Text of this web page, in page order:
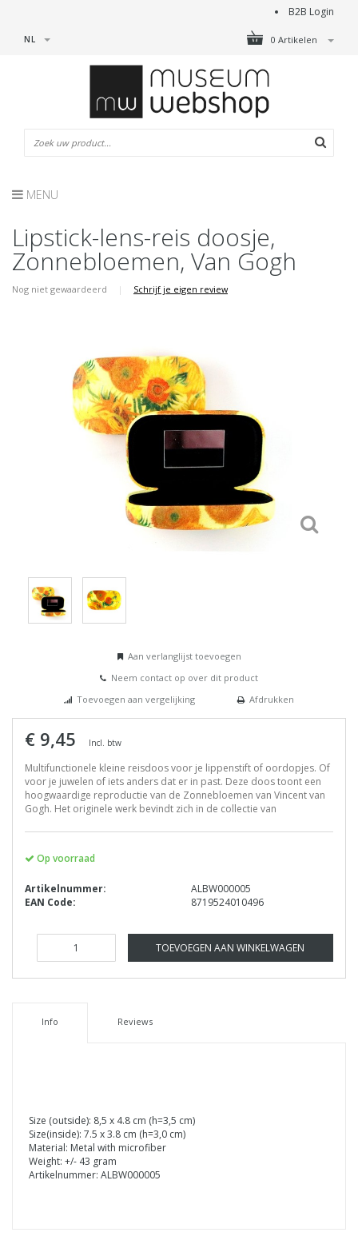
B2B Login
0 Artikelen
NL
MENU
Lipstick-lens-reis doosje,
Zonnebloemen, Van Gogh
Nog niet gewaardeerd | Schrijf je eigen review
Aan verlanglijst toevoegen
Neem contact op over dit product
Toevoegen aan vergelijking
Afdrukken
€ 9,45 Incl. btw
Multifunctionele kleine reisdoos voor je lippenstift of oordopjes. Of
voor je juwelen of iets anders dat er in past. Deze doos toont een
hoogwaardige reproductie van de Zonnebloemen van Vincent van
Gogh. Het originele werk bevindt zich in de collectie van
Op voorraad
Artikelnummer:
ALBW000005
EAN Code:
8719524010496
TOEVOEGEN AAN WINKELWAGEN
Info Reviews
Size (outside): 8,5 x 4.8 cm (h=3,5 cm)
Size(inside): 7.5 x 3.8 cm (h=3,0 cm)
Material: Metal with microfiber
Weight: +/- 43 gram
Artikelnummer: ALBW000005